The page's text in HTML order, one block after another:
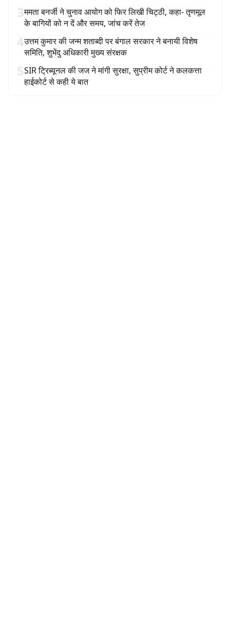
3ममता बनर्जी ने चुनाव आयोग को फिर लिखी चिट्ठी, कहा- तृणमूल
के बागियों को न दें और समय, जांच करें तेज
4उत्तम कुमार की जन्म शताब्दी पर बंगाल सरकार ने बनायी विशेष
समिति, शुभेंदु अधिकारी मुख्य संरक्षक
5SIR ट्रिब्यूनल की जज ने मांगी सुरक्षा, सुप्रीम कोर्ट ने कलकत्ता
हाईकोर्ट से कही ये बात